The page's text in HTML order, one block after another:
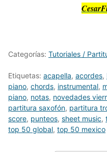
Categorías: Tutoriales /
Etiquetas: acapella, acordes,
piano, chords, instrumental,
piano, notas, novedades
partitura saxofón, partitura
score, punteos, sheet music,
top 50 global, top 50 mexico